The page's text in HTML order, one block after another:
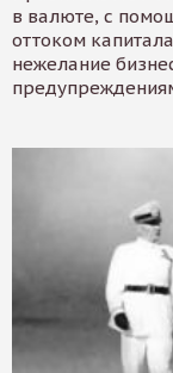
в валюте, с
оттоком
нежелание